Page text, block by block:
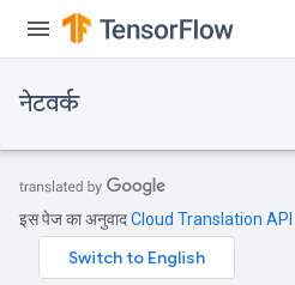
नेटवर्क
इस पेज का अनुवादCloud Translation API